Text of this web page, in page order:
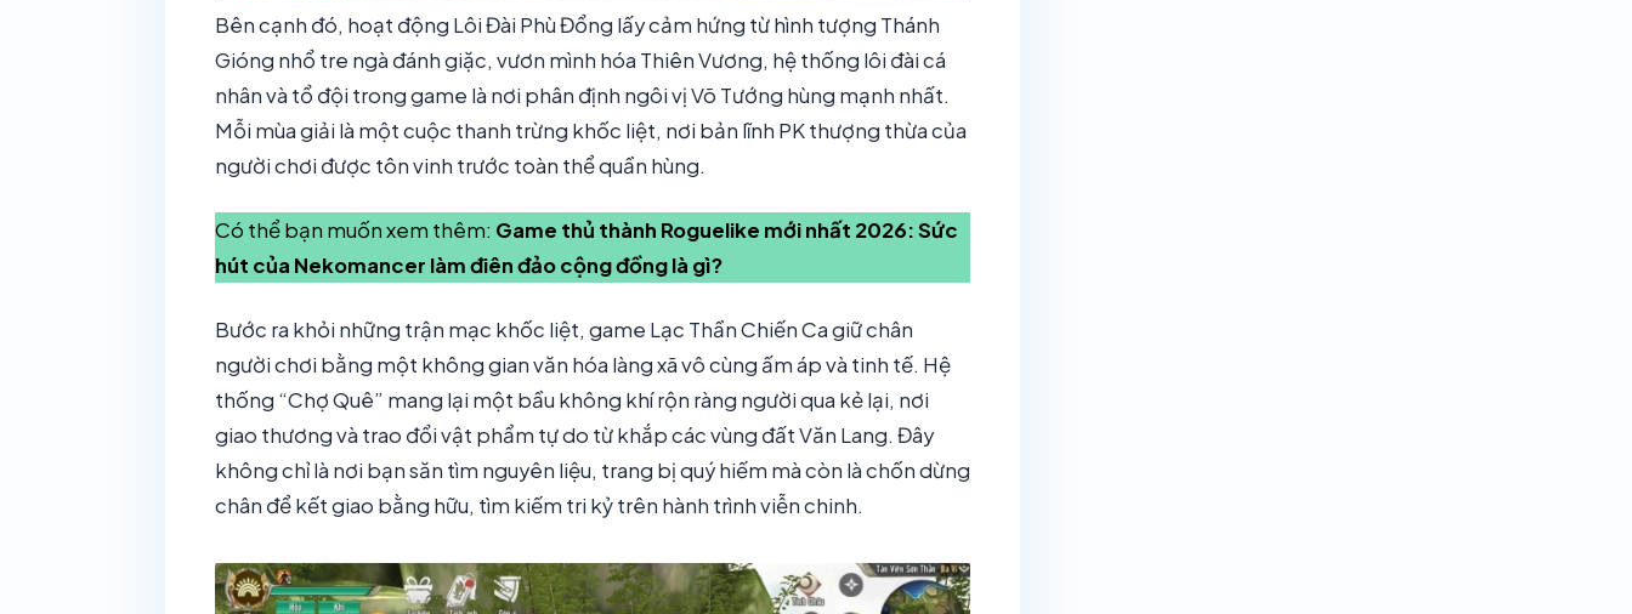
Bên cạnh đó, hoạt động Lôi Đài Phù Đổng lấy cảm hứng từ hình tượng Thánh
Gióng nhổ tre ngà đánh giặc, vươn mình hóa Thiên Vương, hệ thống lôi đài cá
nhân và tổ đội trong game là nơi phân định ngôi vị Võ Tướng hùng mạnh nhất.
Mỗi mùa giải là một cuộc thanh trừng khốc liệt, nơi bản lĩnh PK thượng thừa của
người chơi được tôn vinh trước toàn thể quần hùng.
Có thể bạn muốn xem thêm: Game thủ thành Roguelike mới nhất 2026: Sức
hút của Nekomancer làm điên đảo cộng đồng là gì?
Bước ra khỏi những trận mạc khốc liệt, game Lạc Thần Chiến Ca giữ chân
người chơi bằng một không gian văn hóa làng xã vô cùng ấm áp và tinh tế. Hệ
thống “Chợ Quê” mang lại một bầu không khí rộn ràng người qua kẻ lại, nơi
giao thương và trao đổi vật phẩm tự do từ khắp các vùng đất Văn Lang. Đây
không chỉ là nơi bạn săn tìm nguyên liệu, trang bị quý hiếm mà còn là chốn dừng
chân để kết giao bằng hữu, tìm kiếm tri kỷ trên hành trình viễn chinh.